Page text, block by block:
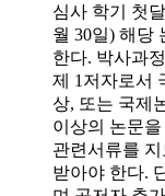
심사 학기 첫
월 30일) 해당
한다. 박사과
제 1저자로서
상, 또는 국제
이상의 논문
관련서류를
받아야 한다.